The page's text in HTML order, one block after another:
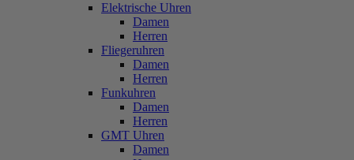
Elektrische Uhren
Damen
Herren
Fliegeruhren
Damen
Herren
Funkuhren
Damen
Herren
GMT Uhren
Damen